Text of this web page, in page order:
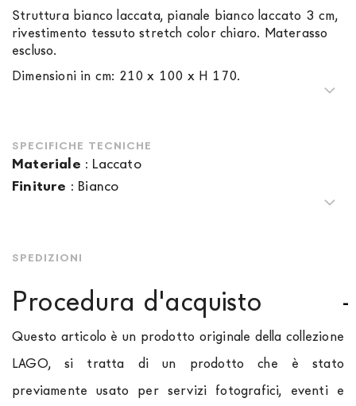
Struttura bianco laccata, pianale bianco laccato 3 cm,
rivestimento tessuto stretch color chiaro. Materasso
escluso.
Dimensioni in cm: 210 x 100 x H 170.
SPECIFICHE TECNICHE
Materiale : Laccato
Finiture : Bianco
SPEDIZIONI
Procedura d'acquisto
Questo articolo è un prodotto originale della collezione
LAGO, si tratta di un prodotto che è stato
previamente usato per servizi fotografici, eventi e